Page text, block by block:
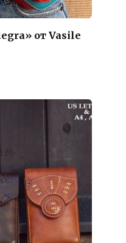
от Vasile